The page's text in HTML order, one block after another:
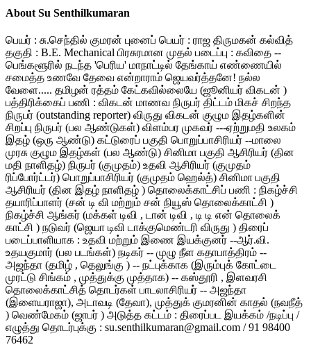
About Su Senthilkumaran
பெயர் : சு.செந்தில் குமரன் புனைப் பெயர் : ராஜ திருமகன் கல்வித்
தகுதி : B.E. Mechanical பிரசுரமான முதல் படைப்பு : கவிதை --
பெங்களூரில் நடந்த 'பெரிய' மாநாட்டில் தேங்காய் எண்ணையில்
சமைத்த உணவே தேவை என்றாராம் ஜெயவர்த்தனே! நல்ல
வேளை..... தமிழன் ரத்தம் கேட்கவில்லையே (ஜூனியர் விகடன் )
பத்திரிக்கைப் பணி : விகடன் மாணவ நிருபர் திட்டம் மிகச் சிறந்த
நிருபர் (outstanding reporter) விருது விகடன் குழும இதழ்களின்
சிறப்பு நிருபர் (பல ஆண்டுகள்) விளம்பர முகவர் ---ஏற்றுமதி உலகம்
இதழ் (ஒரு ஆண்டு) கட்டுரைப் பகுதி பொறுப்பாசிரியர் --மாலை
முரசு குழும இதழ்கள் (பல ஆண்டு) சினிமா பகுதி ஆசிரியர் (தின
மதி நாளிதழ்) நிருபர் (குமுதம்) உதவி ஆசிரியர் (குமுதம்
ரிப்போர்ட்டர்) பொறுப்பாசிரியர் (குமுதம் ஹெல்த்) சினிமா பகுதி
ஆசிரியர் (தின இதழ் நாளிதழ் ) தொலைக்காட்சிப் பணி : நிகழ்ச்சி
தயாரிப்பாளர் (சன் டி வி மற்றும் சன் நியூஸ் தொலைக்காட்சி )
நிகழ்ச்சி ஆங்கர் (மக்கள் டிவி , டான் டிவி , டி டி என் தொலைக்
காட்சி ) நடுவர் (ஜெயா டிவி டாக்குமெண்டரி விருது ) திரைப்
படைப்பாளியாக : உதவி மற்றும் இணை இயக்குனர் --ஆர்.வி.
உதயகுமார் (பல படங்கள்) நடிகர் -- முழு நீள கதாபாத்திரம் --
அஜந்தா (தமிழ் , தெலுங்கு ) -- நட்புக்காக (இரும்புக் கோட்டை
முரட்டு சிங்கம் , முத்துக்கு முத்தாக) -- கஸ்தூரி , இளவரசி
தொலைக்காட்சித் தொடர்கள் பாடலாசிரியர் -- அஜந்தா
(இளையராஜா), அடாவடி (தேவா), முத்துக் குமரனின் காதல் (நவநீத்
) வெண்மேகம் (ஜாபர் ) அடுத்த கட்டம் : திரைப்பட இயக்கம் /நடிப்பு /
எழுத்து தொடர்புக்கு : su.senthilkumaran@gmail.com / 91 98400
76462